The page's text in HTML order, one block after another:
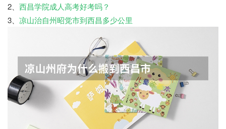
2、 西昌学院成人高考好考吗？
3、 凉山治自州昭觉市到西昌多少公里